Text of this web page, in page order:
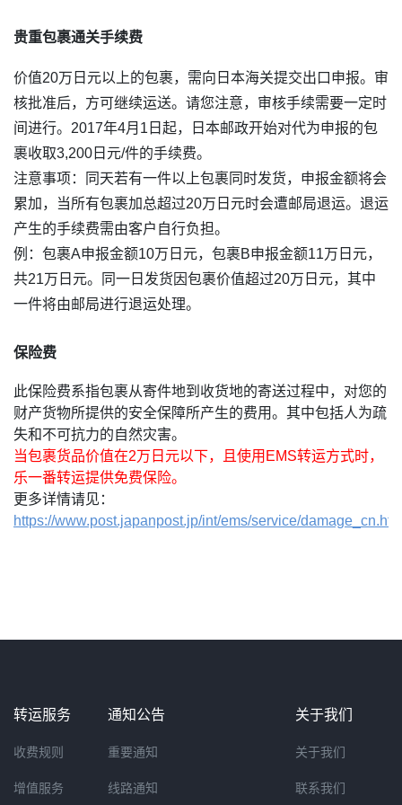
贵重包裹通关手续费
价值20万日元以上的包裹，需向日本海关提交出口申报。审
核批准后，方可继续运送。请您注意，审核手续需要一定时
间进行。2017年4月1日起，日本邮政开始对代为申报的包
裹收取3,200日元/件的手续费。
注意事项：同天若有一件以上包裹同时发货，申报金额将会
累加，当所有包裹加总超过20万日元时会遭邮局退运。退运
产生的手续费需由客户自行负担。
例：包裹A申报金额10万日元，包裹B申报金额11万日元，
共21万日元。同一日发货因包裹价值超过20万日元，其中
一件将由邮局进行退运处理。
保险费
此保险费系指包裹从寄件地到收货地的寄送过程中，对您的
财产货物所提供的安全保障所产生的费用。其中包括人为疏
失和不可抗力的自然灾害。
当包裹货品价值在2万日元以下，且使用EMS转运方式时，
乐一番转运提供免费保险。
更多详情请见：
https://www.post.japanpost.jp/int/ems/service/
转运服务
收费规则
增值服务
通知公告
重要通知
线路通知
关于我们
关于我们
联系我们